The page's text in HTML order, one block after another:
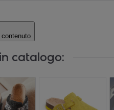
contenuto
catalogo: